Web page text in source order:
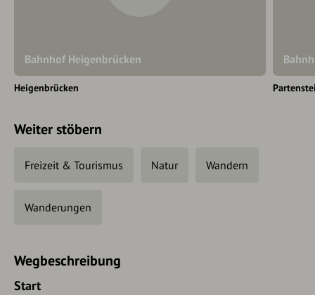
Bahnhof Heigenbrücken
Heigenbrücken
Weiter stöbern
Freizeit & Tourismus Natur Wandern
Wanderungen
Wegbeschreibung
Start